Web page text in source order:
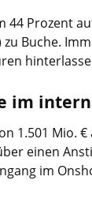
Prozent
zu Buche.
im
Mio.
einen
im